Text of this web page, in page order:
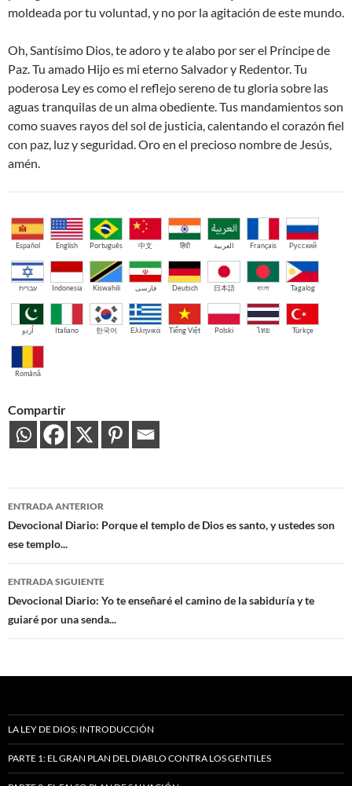
moldeada por tu voluntad, y no por la agitación de este mundo.
Oh, Santísimo Dios, te adoro y te alabo por ser el Príncipe de
Paz. Tu amado Hijo es mi eterno Salvador y Redentor. Tu
poderosa Ley es como el reflejo sereno de tu gloria sobre las
aguas tranquilas de un alma obediente. Tus mandamientos son
como suaves rayos del sol de justicia, calentando el corazón fiel
con paz, luz y seguridad. Oro en el precioso nombre de Jesús,
amén.
Español English Português 中文 हिंदी العربية Français Русский
עברית Indonesia Kiswahili فارسی Deutsch 日本語 বাংলা Tagalog
اُردو Italiano 한국어 Ελληνικά Tiếng Việt Polski ไทย Türkçe
Română
Compartir
Navegación
de
entradas
ENTRADA ANTERIOR
Devocional Diario: Porque el templo de Dios es santo, y ustedes son
ese templo...
ENTRADA SIGUIENTE
Devocional Diario: Yo te enseñaré el camino de la sabiduría y te
guiaré por una senda...
LA LEY DE DIOS: INTRODUCCIÓN
PARTE 1: EL GRAN PLAN DEL DIABLO CONTRA LOS GENTILES